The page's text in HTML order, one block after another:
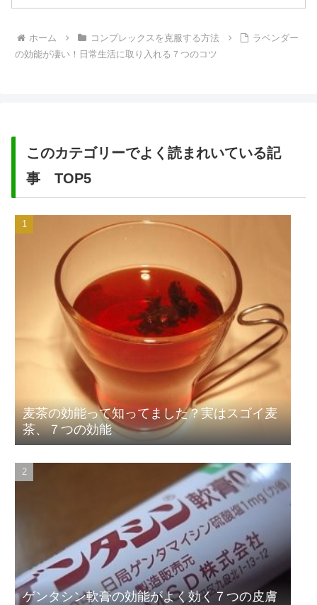
ホーム コンプレックスを克服する方法
ラベンダー
の効能が凄い！日常生活に取り入れる７つのコツ
このカテゴリーでよく読まれいている記
事 TOP5
麦茶の効能って知ってました？実はスゴイ麦
茶、７つの効能
ゲンタシン軟膏の効能がよく効く７つの皮膚